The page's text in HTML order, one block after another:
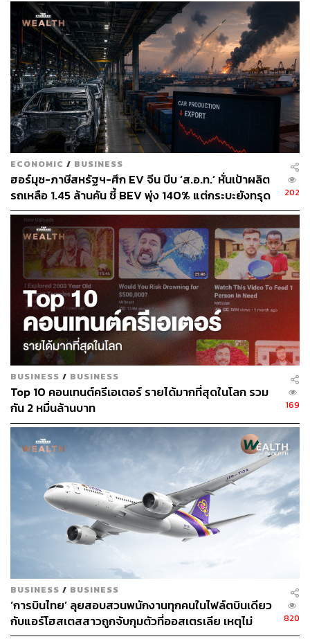
ECONOMIC / BUSINESS
ฮอร์มุซ-ภาษีสหรัฐฯ-ศึก EV จีน บีบ ‘ส.อ.ท.’ หั่นเป้าผลิต
รถเหลือ 1.45 ล้านคัน ชี้ BEV พุ่ง 140% แต่กระบะยังทรุด
202
BUSINESS / BUSINESS
Top 10 คอนเทนต์ครีเอเตอร์ รายได้มากที่สุดในโลก รวม
กัน 2 หมื่นล้านบาท
169
BUSINESS / BUSINESS
‘การบินไทย’ ลุยสอบสวนพนักงานทุกคนในไฟล์ตบินเดียว
กับแอร์โฮสเตสสาวถูกจับกุมตัวที่ออสเตรเลีย เหตุไม่
820